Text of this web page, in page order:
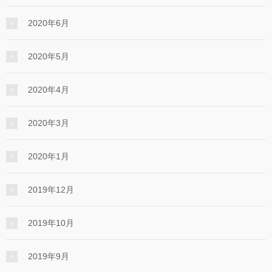
2020年6月
2020年5月
2020年4月
2020年3月
2020年1月
2019年12月
2019年10月
2019年9月